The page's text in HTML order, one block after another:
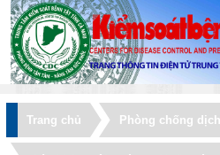
Trang chủ Phòng chống